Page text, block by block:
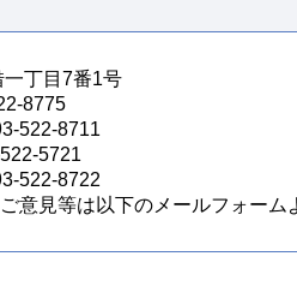
丁目7番1号
8775
522-8711
5721
522-8722
意見等は以下のメールフォーム